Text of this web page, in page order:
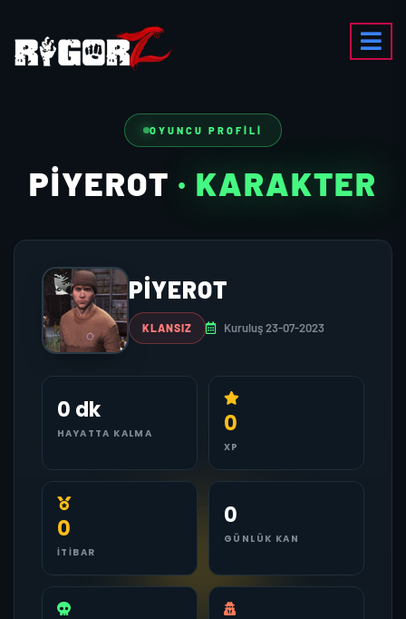
OYUNCU PROFILI
PIYEROT · KARAKTER
PIYEROT
KLANSIZ Kuruluş 23-07-2023
0 dk
HAYATTA KALMA 0
XP
0
İTIBAR
0
GÜNLÜK KAN